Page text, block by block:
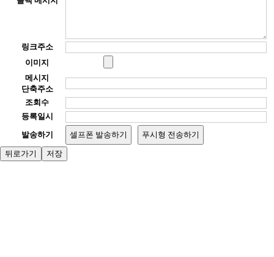
링크주소
이미지
메시지
단축주소
조회수
등록일시
발송하기
셀프폰 발송하기 푸시형 전송하기
뒤로가기 저장